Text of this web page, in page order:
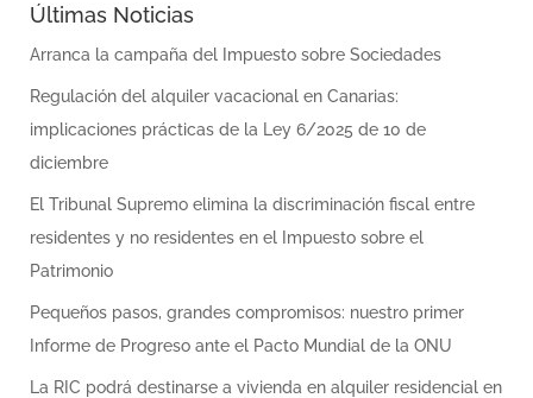
Últimas Noticias
Arranca la campaña del Impuesto sobre Sociedades
Regulación del alquiler vacacional en Canarias:
implicaciones prácticas de la Ley 6/2025 de 10 de
diciembre
El Tribunal Supremo elimina la discriminación fiscal entre
residentes y no residentes en el Impuesto sobre el
Patrimonio
Pequeños pasos, grandes compromisos: nuestro primer
Informe de Progreso ante el Pacto Mundial de la ONU
La RIC podrá destinarse a vivienda en alquiler residencial en